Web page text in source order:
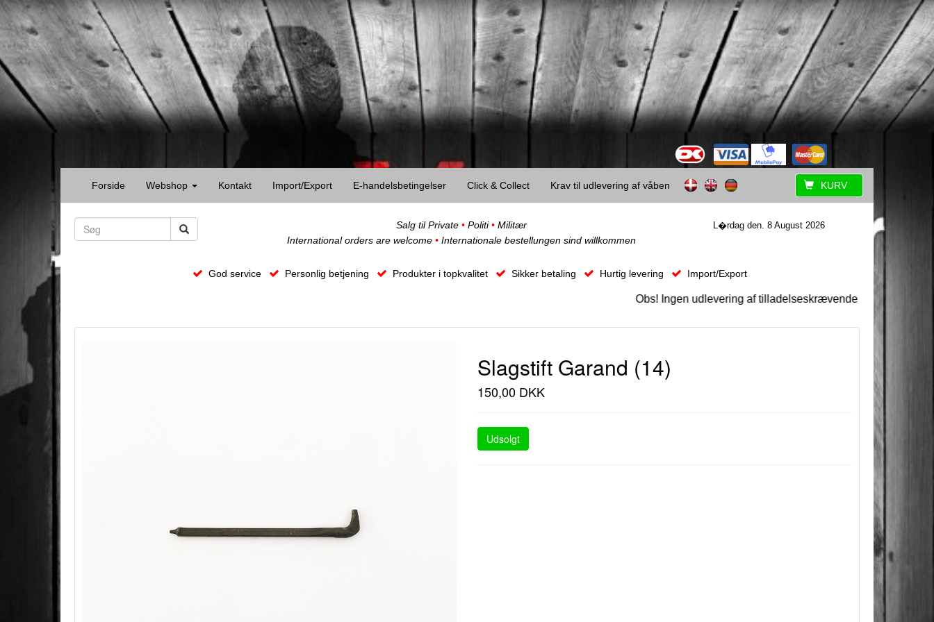
Forside Webshop Kontakt Import/Export E-handelsbetingelser Click & Collect Krav til udlevering af våben KURV
Salg til Private •Politi•Militær
International orders are welcome •Internationale bestellungen sind willkommen
L�rdag den. 8 August 2026
God service Personlig betjening Produkter i topkvalitet Sikker betaling Hurtig levering Import/Export
Obs! Ingen udlevering af tilladelseskrævende våben uden
Slagstift Garand (14)
150,00 DKK
Udsolgt